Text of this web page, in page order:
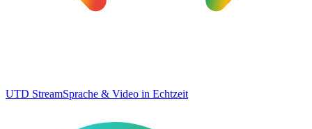
UTD StreamSprache & Video in Echtzeit